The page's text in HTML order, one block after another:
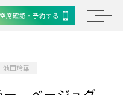
空席確認・予約する
池田玲華